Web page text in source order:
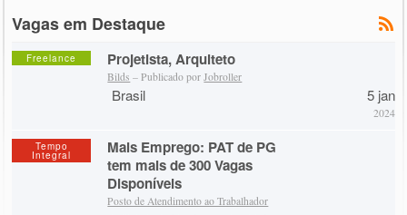
Vagas em Destaque
Freelance Projetista, Arquiteto
Bilds – Publicado porJobroller
Brasil 5 jan
2024
Tempo
Integral
Mais Emprego: PAT de PG
tem mais de 300 Vagas
Disponíveis
Posto de Atendimento ao Trabalhador